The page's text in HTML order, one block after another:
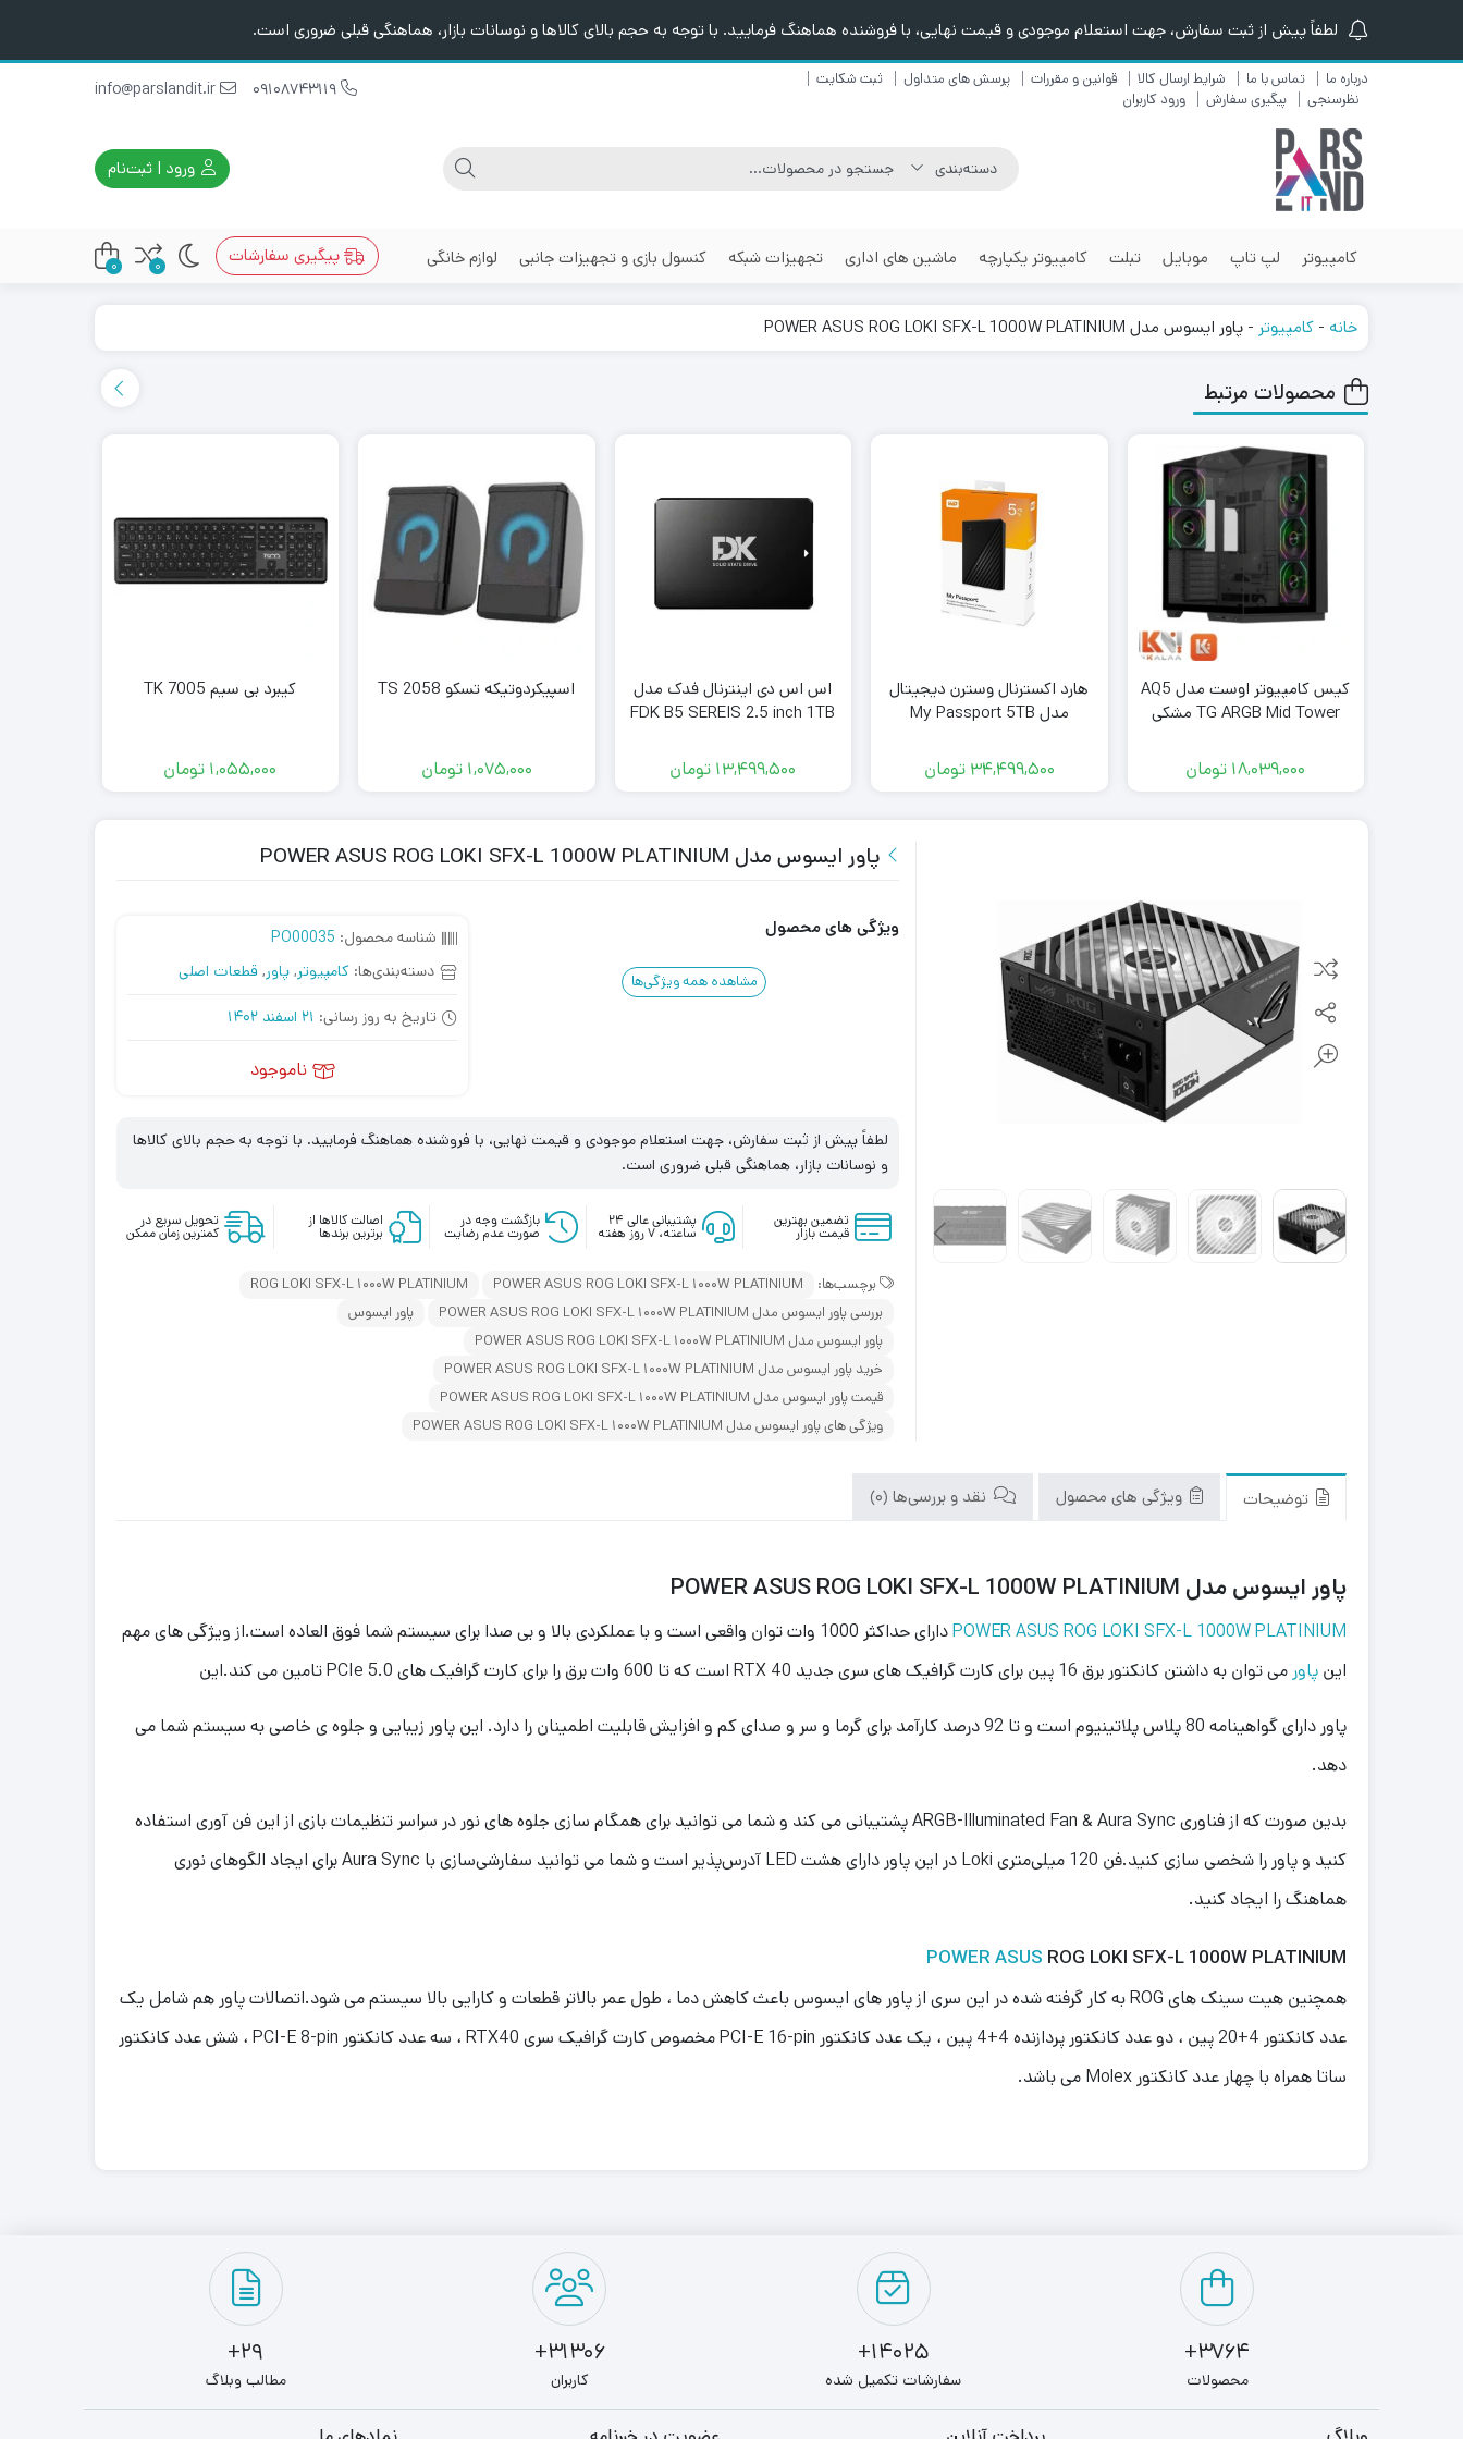
لطفاً پیش از ثبت سفارش، جهت استعلام موجودی و قیمت نهایی، با فروشنده هماهنگ فرمایید. با توجه به حجم بالای کالاها و نوسانات بازار، هماهنگی قبلی ضروری است.
درباره ما تماس با ما شرایط ارسال کالا قوانین و مقررات پرسش های متداول
ثبت شکایت
نظرسنجی
پیگیری سفارش ورود کاربران
ورود | ثبت‌نام
کامپیوتر لپ تاپ موبایل تبلت کامپیوتر یکپارچه ماشین های اداری تجهیزات شبکه کنسول بازی و تجهیزات جانبی لوازم خانگی پیگیری سفارشات 0
0
خانه - کامپیوتر - پاور ایسوس مدل POWER ASUS ROG LOKI SFX-L 1000W PLATINIUM
محصولات مرتبط
کیس کامپیوتر اوست مدل AQ5
TG ARGB Mid Tower مشکی
18,039,000 تومان
هارد اکسترنال وسترن دیجیتال
مدل My Passport 5TB
34,499,500 تومان
اس اس دی اینترنال فدک مدل
FDK B5 SEREIS 2.5 inch 1TB
13,499,500 تومان
اسپیکردوتیکه تسکو TS 2058
1,075,000 تومان
کیبرد بی سیم TK 7005
1,055,000 تومان
پاور ایسوس مدل POWER ASUS ROG LOKI SFX-L 1000W PLATINIUM
ویژگی های محصول
مشاهده همه ویژگی‌ها
شناسه محصول: PO00035
دسته‌بندی‌ها: کامپیوتر, پاور, قطعات اصلی
تاریخ به روز رسانی: 21 اسفند 1402
ناموجود
لطفاً پیش از ثبت سفارش، جهت استعلام موجودی و قیمت نهایی، با فروشنده هماهنگ فرمایید. با توجه به حجم بالای کالاها
و نوسانات بازار، هماهنگی قبلی ضروری است.
تضمین بهترین
قیمت بازار
پشتیبانی عالی ۲۴
ساعته، ۷ روز هفته
بازگشت وجه در
صورت عدم رضایت
اصالت کالاها از
برترین برندها
تحویل سریع در
کمترین زمان ممکن
برچسب‌ها: POWER ASUS ROG LOKI SFX-L 1000W PLATINIUM
ROG LOKI SFX-L 1000W PLATINIUM
بررسی پاور ایسوس مدل POWER ASUS ROG LOKI SFX-L 1000W PLATINIUM
پاور ایسوس
پاور ایسوس مدل POWER ASUS ROG LOKI SFX-L 1000W PLATINIUM
خرید پاور ایسوس مدل POWER ASUS ROG LOKI SFX-L 1000W PLATINIUM
قیمت پاور ایسوس مدل POWER ASUS ROG LOKI SFX-L 1000W PLATINIUM
ویژگی های پاور ایسوس مدل POWER ASUS ROG LOKI SFX-L 1000W PLATINIUM
توضیحات ویژگی های محصول نقد و بررسی‌ها (0)
پاور ایسوس مدل POWER ASUS ROG LOKI SFX-L 1000W PLATINIUM
POWER ASUS ROG LOKI SFX-L 1000W PLATINIUM
دارای حداکثر 1000 وات توان واقعی است و با عملکردی بالا و بی صدا برای سیستم شما فوق العاده است.از ویژگی های مهم
این پاور می توان به داشتن کانکتور برق 16 پین برای کارت گرافیک های سری جدید RTX 40 است که تا 600 وات برق را برای کارت گرافیک های PCIe 5.0 تامین می کند.این
پاور دارای گواهینامه 80 پلاس پلاتینیوم است و تا 92 درصد کارآمد برای گرما و سر و صدای کم و افزایش قابلیت اطمینان را دارد. این پاور زیبایی و جلوه ی خاصی به سیستم شما می
دهد.
بدین صورت که از فناوری ARGB-Illuminated Fan & Aura Sync پشتیبانی می کند و شما می توانید برای همگام سازی جلوه های نور در سراسر تنظیمات بازی از این فن آوری استفاده
کنید و پاور را شخصی سازی کنید.فن 120 میلی‌متری Loki در این پاور دارای هشت LED آدرس‌پذیر است و شما می توانید سفارشی‌سازی با Aura Sync برای ایجاد الگوهای نوری
هماهنگ را ایجاد کنید.
POWER ASUS ROG LOKI SFX-L 1000W PLATINIUM
همچنین هیت سینک های ROG به کار گرفته شده در این سری از پاور های ایسوس باعث کاهش دما ، طول عمر بالاتر قطعات و کارایی بالا سیستم می شود.اتصالات پاور هم شامل یک
عدد کانکتور 4+20 پین ، دو عدد کانکتور پردازنده 4+4 پین ، یک عدد کانکتور PCI-E 16-pin مخصوص کارت گرافیک سری RTX40 ، سه عدد کانکتور PCI-E 8-pin ، شش عدد کانکتور
ساتا همراه با چهار عدد کانکتور Molex می باشد.
3764+
محصولات
14025+
سفارشات تکمیل شده
31306+
کاربران
29+
مطالب وبلاگ